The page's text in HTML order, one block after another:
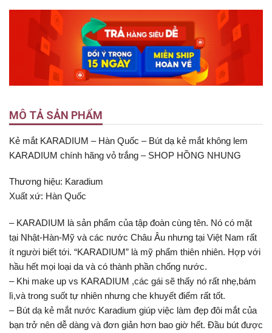
MÔ TẢ SẢN PHẨM
Kẻ mắt KARADIUM – Hàn Quốc – Bút dạ kẻ mắt không lem
KARADIUM chính hãng vỏ trắng – SHOP HỒNG NHUNG
Thương hiệu: Karadium
Xuất xứ: Hàn Quốc
– KARADIUM là sản phẩm của tập đoàn cùng tên. Nó có mặt
tại Nhật-Hàn-Mỹ và các nước Châu Âu nhưng tại Việt Nam rất
ít người biết tới. “KARADIUM” là mỹ phẩm thiên nhiên. Hợp với
hầu hết mọi loại da và có thành phần chống nước.
– Khi make up vs KARADIUM ,các gái sẽ thấy nó rất nhẹ,bám
lì,và trong suốt tự nhiên nhưng che khuyết điểm rất tốt.
– Bút dạ kẻ mắt nước Karadium giúp việc làm đẹp đôi mắt của
bạn trở nên dễ dàng và đơn giản hơn bao giờ hết. Đầu bút được